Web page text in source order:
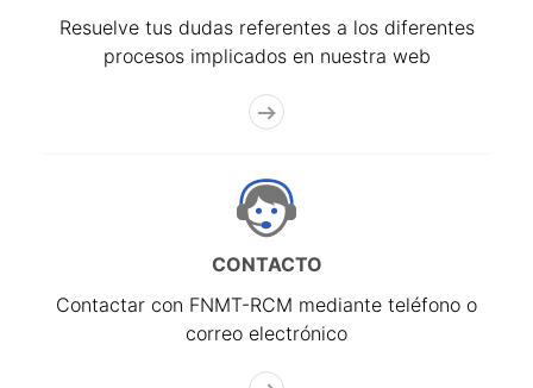
Resuelve tus dudas referentes a los diferentes
procesos implicados en nuestra web
CONTACTO
Contactar con FNMT-RCM mediante teléfono o
correo electrónico